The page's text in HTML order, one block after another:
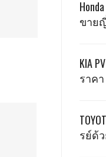
ขาย
KIA
ราค
รย์ด้ว